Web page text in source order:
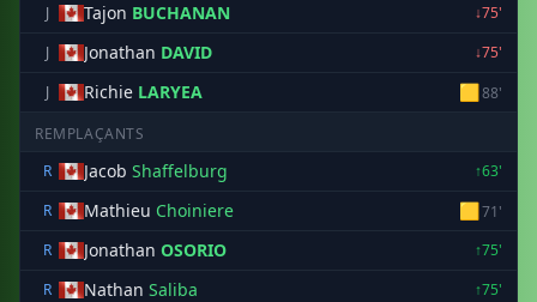
J
Tajon BUCHANAN
↓75'
J
Jonathan DAVID
↓75'
J
Richie LARYEA 🟨88'
REMPLAÇANTS
R
Jacob Shaffelburg
↑63'
R
Mathieu Choiniere 🟨71'
R
Jonathan OSORIO
↑75'
R
Nathan Saliba
↑75'